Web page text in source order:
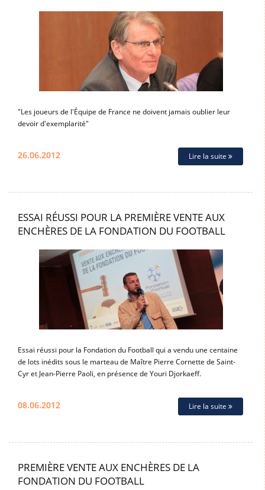
"Les joueurs de l'Équipe de France ne doivent jamais oublier leur
devoir d'exemplarité"
26.06.2012 Lire la suite
ESSAI RÉUSSI POUR LA PREMIÈRE VENTE AUX
ENCHÈRES DE LA FONDATION DU FOOTBALL
Essai réussi pour la Fondation du Football qui a vendu une centaine
de lots inédits sous le marteau de Maître Pierre Cornette de Saint-
Cyr et Jean-Pierre Paoli, en présence de Youri Djorkaeff.
08.06.2012 Lire la suite
PREMIÈRE VENTE AUX ENCHÈRES DE LA
FONDATION DU FOOTBALL